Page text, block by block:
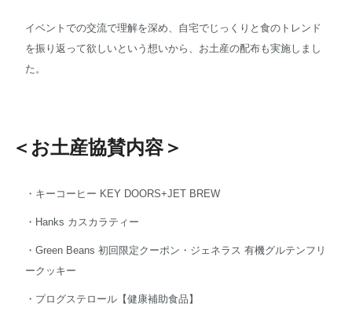
イベントでの交流で理解を深め、自宅でじっくりと食のトレンド
を振り返って欲しいという想いから、お土産の配布も実施しまし
た。
＜お土産協賛内容＞
・キーコーヒー KEY DOORS+JET BREW
・Hanks カスカラティー
・Green Beans 初回限定クーポン・ジェネラス 有機グルテンフリ
ークッキー
・プログステロール【健康補助食品】